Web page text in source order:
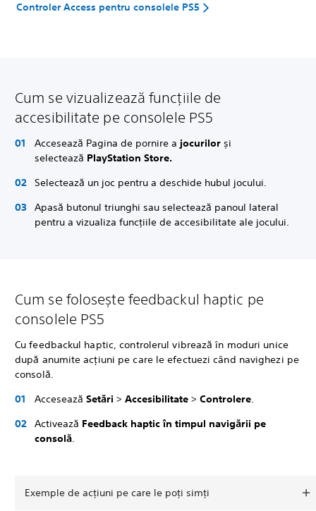
Controler Access pentru consolele PS5
Cum se vizualizează funcțiile de
accesibilitate pe consolele PS5
Accesează Pagina de pornire a jocurilor și
selectează PlayStation Store.
Selectează un joc pentru a deschide hubul jocului.
Apasă butonul triunghi sau selectează panoul lateral
pentru a vizualiza funcțiile de accesibilitate ale jocului.
Cum se folosește feedbackul haptic pe
consolele PS5
Cu feedbackul haptic, controlerul vibrează în moduri unice
după anumite acțiuni pe care le efectuezi când navighezi pe
consolă.
Accesează Setări > Accesibilitate > Controlere
Activează Feedback haptic în timpul navigării pe
consolă
Exemple de acțiuni pe care le poți simți